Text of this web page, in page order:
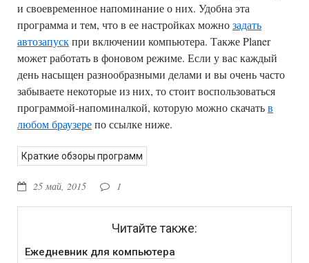
и своевременное напоминание о них. Удобна эта
программа и тем, что в ее настройках можнозадать
автозапускпри включении компьютера. Также Planer
может работать в фоновом режиме. Если у вас каждый
день насыщен разнообразными делами и вы очень часто
забываете некоторые из них, то стоит воспользоваться
программой-напоминалкой, которую можно скачатьв
любом браузерепо ссылке ниже.
Краткие обзоры программ
25 май, 2015 1
Читайте также:
Ежедневник для компьютера